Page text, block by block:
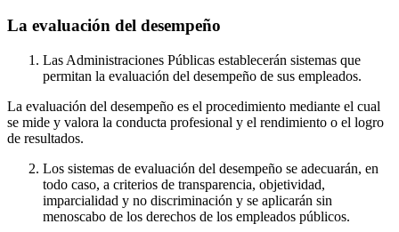
La evaluación del desempeño
Las Administraciones Públicas establecerán sistemas que
permitan la evaluación del desempeño de sus empleados.
La evaluación del desempeño es el procedimiento mediante el cual
se mide y valora la conducta profesional y el rendimiento o el logro
de resultados.
Los sistemas de evaluación del desempeño se adecuarán, en
todo caso, a criterios de transparencia, objetividad,
imparcialidad y no discriminación y se aplicarán sin
menoscabo de los derechos de los empleados públicos.